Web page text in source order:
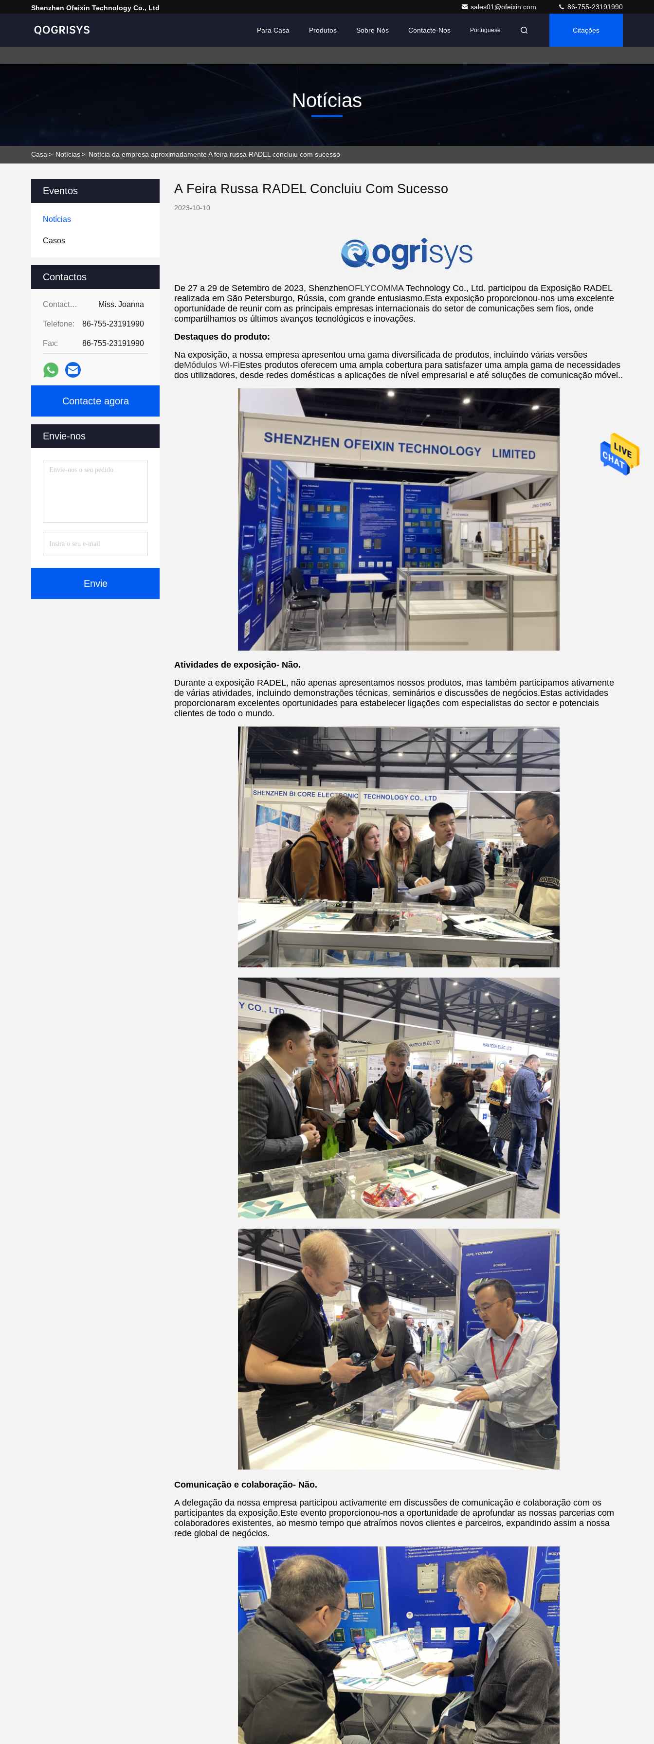
Shenzhen Ofeixin Technology Co., Ltd sales01@ofeixin.com 86-755-23191990
Para Casa Produtos Sobre Nós Contacte-Nos Portuguese Citações
Notícias
Casa> Notícias> Notícia da empresa aproximadamente A feira russa RADEL concluiu com sucesso
Eventos
Notícias
Casos
Contactos
Contactos: Miss. Joanna
Telefone: 86-755-23191990
Fax: 86-755-23191990
Contacte agora
Envie-nos
Envie
A Feira Russa RADEL Concluiu Com Sucesso
2023-10-10
De 27 a 29 de Setembro de 2023, ShenzhenOFLYCOMMA Technology Co., Ltd. participou da Exposição RADEL
realizada em São Petersburgo, Rússia, com grande entusiasmo.Esta exposição proporcionou-nos uma excelente
oportunidade de reunir com as principais empresas internacionais do setor de comunicações sem fios, onde
compartilhamos os últimos avanços tecnológicos e inovações.
Destaques do produto:
Na exposição, a nossa empresa apresentou uma gama diversificada de produtos, incluindo várias versões
deMódulos Wi-FiEstes produtos oferecem uma ampla cobertura para satisfazer uma ampla gama de necessidades
dos utilizadores, desde redes domésticas a aplicações de nível empresarial e até soluções de comunicação móvel..
Atividades de exposição- Não.
Durante a exposição RADEL, não apenas apresentamos nossos produtos, mas também participamos ativamente
de várias atividades, incluindo demonstrações técnicas, seminários e discussões de negócios.Estas actividades
proporcionaram excelentes oportunidades para estabelecer ligações com especialistas do sector e potenciais
clientes de todo o mundo.
Comunicação e colaboração- Não.
A delegação da nossa empresa participou activamente em discussões de comunicação e colaboração com os
participantes da exposição.Este evento proporcionou-nos a oportunidade de aprofundar as nossas parcerias com
colaboradores existentes, ao mesmo tempo que atraímos novos clientes e parceiros, expandindo assim a nossa
rede global de negócios.